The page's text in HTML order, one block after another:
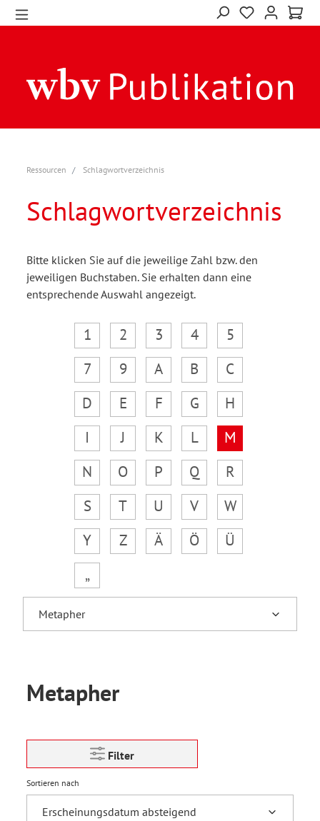
Ressourcen Schlagwortverzeichnis
Schlagwortverzeichnis
Bitte klicken Sie auf die jeweilige Zahl bzw. den
jeweiligen Buchstaben. Sie erhalten dann eine
entsprechende Auswahl angezeigt.
1 2 3 4
5
7
9 A B
C
D
E F G
H
I
J K L
M
N
O P Q
R
S
T U V
W
Y
Z Ä Ö
Ü
„
Metapher
Filter
Sortieren nach